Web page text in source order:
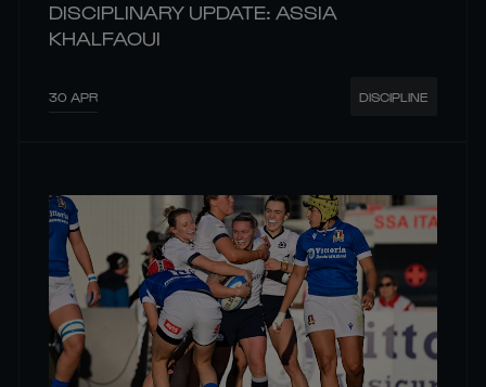
DISCIPLINARY UPDATE: ASSIA
KHALFAOUI
30 APR DISCIPLINE